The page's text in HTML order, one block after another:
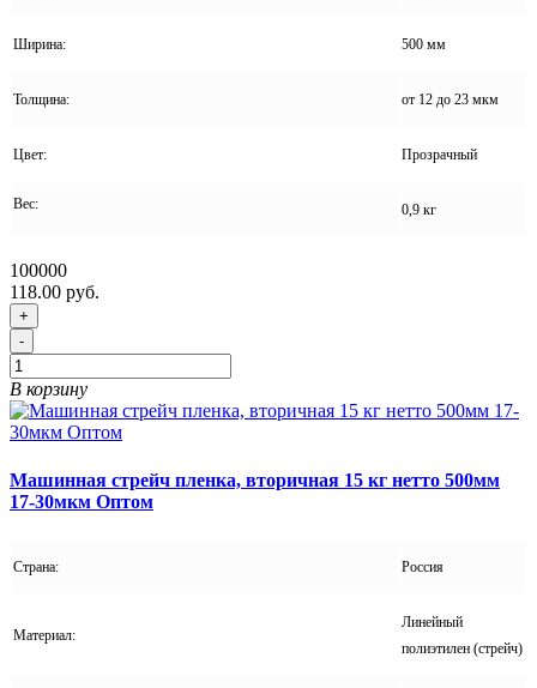
Ширина: 500 мм
Толщина: от 12 до 23 мкм
Цвет: Прозрачный
Вес: 0,9 кг
100000
118.00 руб.
+
-
В корзину
Машинная стрейч пленка, вторичная 15 кг нетто 500мм
17-30мкм Оптом
Страна: Россия
Материал:
Линейный
полиэтилен (стрейч)